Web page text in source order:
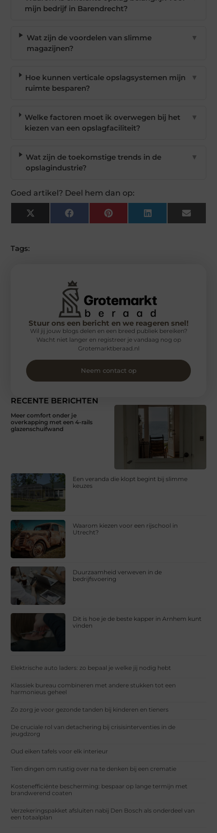
mijn bedrijf in Barendrecht?
Wat zijn de voordelen van slimme
magazijnen?
▼
Hoe kunnen verticale opslagsystemen mijn
ruimte besparen?
▼
Welke factoren moet ik overwegen bij het
kiezen van een opslagfaciliteit?
▼
Wat zijn de toekomstige trends in de
opslagindustrie?
▼
Goed artikel? Deel hem dan op:
X
(Twitter)
FacebookPinterest LinkedIn Email
Tags:
RECENTE BERICHTEN
Meer comfort onder je
overkapping met een 4-rails
glazenschuifwand
Een veranda die klopt begint bij slimme
keuzes
Waarom kiezen voor een rijschool in
Utrecht?
Duurzaamheid verweven in de
bedrijfsvoering
Dit is hoe je de beste kapper in Arnhem kunt
vinden
Elektrische auto laders: zo bepaal je welke jij nodig hebt
Klassiek bureau combineren met andere stukken tot een
harmonieus geheel
Zo zorg je voor gezonde tanden bij kinderen en tieners
De cruciale rol van detachering bij crisisinterventies in de
jeugdzorg
Oud eiken tafels voor elk interieur
Tien dingen om rustig over na te denken bij een crematie
Kostenefficiënte bescherming: bespaar op lange termijn met
brandwerend coaten
Verzekeringspakket afsluiten nabij Den Bosch als onderdeel van
een totaalplan
Stuur ons een bericht en we reageren snel!
Wil jij jouw blogs delen en een breed publiek bereiken?
Wacht niet langer en registreer je vandaag nog op
Grotemarktberaad.nl
Neem contact op